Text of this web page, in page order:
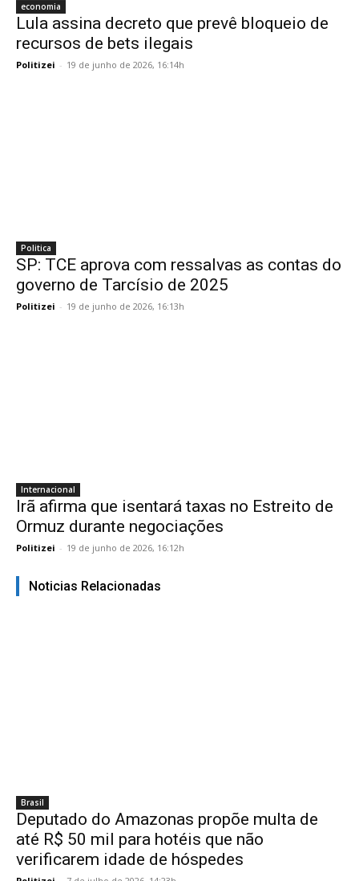
economia
Lula assina decreto que prevê bloqueio de
recursos de bets ilegais
Politizei - 19 de junho de 2026, 16:14h
Politica
SP: TCE aprova com ressalvas as contas do
governo de Tarcísio de 2025
Politizei - 19 de junho de 2026, 16:13h
Internacional
Irã afirma que isentará taxas no Estreito de
Ormuz durante negociações
Politizei - 19 de junho de 2026, 16:12h
Noticias Relacionadas
Brasil
Deputado do Amazonas propõe multa de
até R$ 50 mil para hotéis que não
verificarem idade de hóspedes